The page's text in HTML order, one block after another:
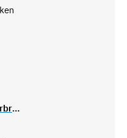
www.stadtbibliothek.saarbruecken.de